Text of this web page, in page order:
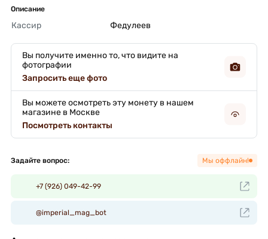
Описание
Кассир Федулеев
Вы получите именно то, что видите на
фотографии
Запросить еще фото
Вы можете осмотреть эту монету в нашем
магазине в Москве
Посмотреть контакты
Задайте вопрос: Мы оффлайн!
+7 (926) 049-42-99
@imperial_mag_bot